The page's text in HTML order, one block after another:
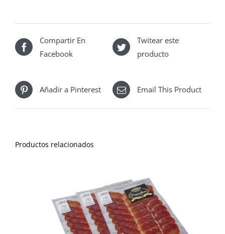
Compartir En
Facebook
Twitear este
producto
Añadir a Pinterest Email This Product
Productos relacionados